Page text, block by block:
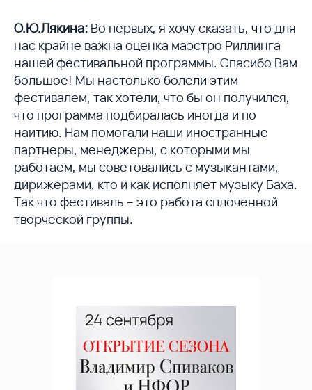
О.Ю.Лякина: Во первых, я хочу сказать, что для
нас крайне важна оценка маэстро Риллинга
нашей фестивальной программы. Спасибо Вам
большое! Мы настолько болели этим
фестивалем, так хотели, что бы он получился,
что программа подбиралась иногда и по
наитию. Нам помогали наши иностранные
партнеры, менеджеры, с которыми мы
работаем, мы советовались с музыкантами,
дирижерами, кто и как исполняет музыку Баха.
Так что фестиваль – это работа сплоченной
творческой группы.